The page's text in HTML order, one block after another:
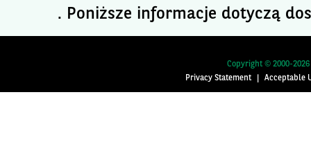
. Poniższe informacje dotyczą
Copyright © 2000-2026
Privacy Statement
Acceptable